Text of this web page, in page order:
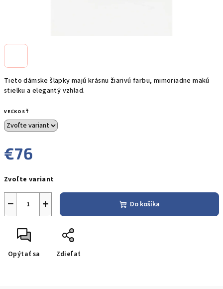
Tieto dámske šlapky majú krásnu žiarivú farbu, mimoriadne mäkú
stielku a elegantý vzhlad.
VEĽKOSŤ
€76
cena:
Zvoľte variant
+
− Do košíka
Opýtať sa Zdieľať